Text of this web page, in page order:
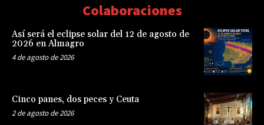
Colaboraciones
Así será el eclipse solar del 12 de agosto de
2026 en Almagro
4 de agosto de 2026
Cinco panes, dos peces y Ceuta
2 de agosto de 2026